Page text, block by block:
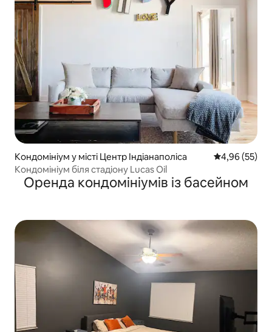
Кондомініум у місті Центр Індіанаполіса Середня
4,96 (55)
Кондомініум біля стадіону Lucas Oil
Оренда кондомініумів із басейном